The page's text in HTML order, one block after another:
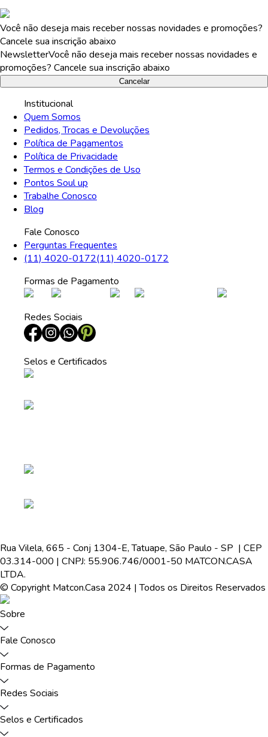
Você não deseja mais receber nossas novidades e promoções?
Cancele sua inscrição abaixo
NewsletterVocê não deseja mais receber nossas novidades e
promoções? Cancele sua inscrição abaixo
Cancelar
Institucional
Quem Somos
Pedidos, Trocas e Devoluções
Política de Pagamentos
Política de Privacidade
Termos e Condições de Uso
Pontos Soul up
Trabalhe Conosco
Blog
Fale Conosco
Perguntas Frequentes
(11) 4020-0172(11) 4020-0172
Formas de Pagamento
Redes Sociais
Selos e Certificados
Rua Vilela, 665 - Conj 1304-E, Tatuape, São Paulo - SP | CEP
03.314-000 | CNPJ: 55.906.746/0001-50 MATCON.CASA
LTDA.
© Copyright Matcon.Casa 2024 | Todos os Direitos Reservados
Sobre
Fale Conosco
Formas de Pagamento
Redes Sociais
Selos e Certificados